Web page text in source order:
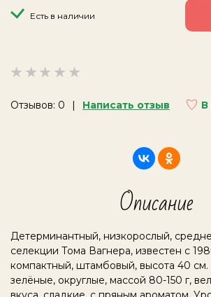
Отзывов: 0 Написать отзыв В
Есть в наличии
Описание
Детерминантный, низкорослый,
селекции Тома Вагнера, известен с
компактный, штамбовый, высота 40
зелёные, округлые, массой 80-150 г,